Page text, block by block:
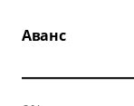
Аванс